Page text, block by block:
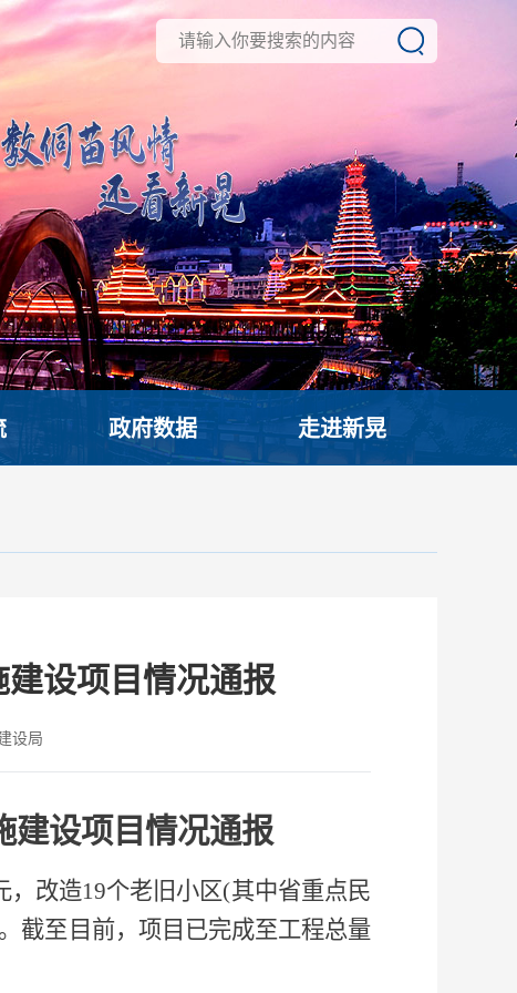
政府数据 走进新晃
设项目情况通报
设局
建设项目情况通报
改造19个老旧小区(其中省重点民
截至目前，项目已完成至工程总量